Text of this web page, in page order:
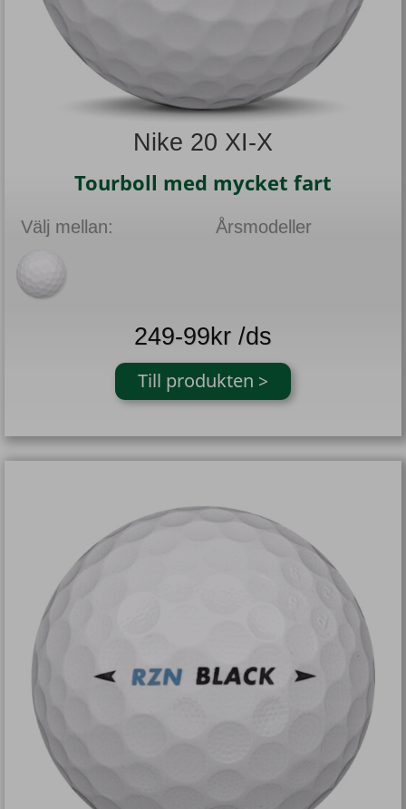
Nike 20 XI-X
Tourboll med mycket fart
Välj mellan: Årsmodeller
249-99kr /ds
Till produkten >